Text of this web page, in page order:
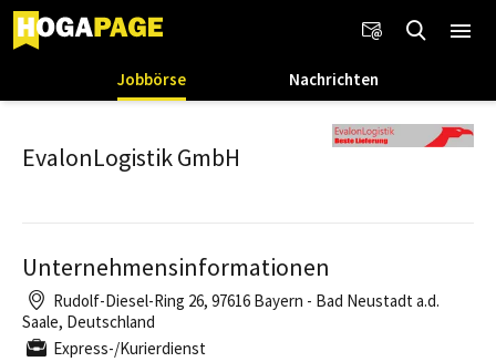
Jobbörse Nachrichten
EvalonLogistik GmbH
Unternehmensinformationen
Rudolf-Diesel-Ring 26, 97616 Bayern - Bad Neustadt a.d.
Saale, Deutschland
Express-/Kurierdienst